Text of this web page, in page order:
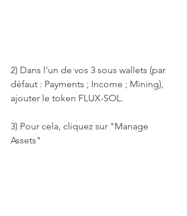
2) Dans l'un de vos 3 sous wallets (par
défaut : Payments ; Income ; Mining),
ajouter le token FLUX-SOL.
3) Pour cela, cliquez sur "Manage
Assets"